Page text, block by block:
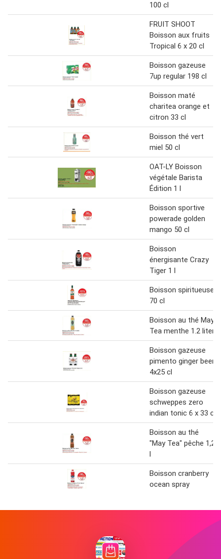
100 cl
FRUIT SHOOT
Boisson aux fruits
Tropical 6 x 20 cl
Boisson gazeuse
7up regular 198 cl
Boisson maté
charitea orange et
citron 33 cl
Boisson thé vert
miel 50 cl
OAT-LY Boisson
végétale Barista
Édition 1 l
Boisson sportive
powerade golden
mango 50 cl
Boisson
énergisante Crazy
Tiger 1 l
Boisson spiritueuse
70 cl
Boisson au thé May
Tea menthe 1.2 liter
Boisson gazeuse
pimento ginger beer
4x25 cl
Boisson gazeuse
schweppes zero
indian tonic 6 x 33 cl
Boisson au thé
"May Tea" pêche 1,2
l
Boisson cranberry
ocean spray